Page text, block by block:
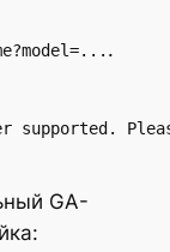
.
supported.
GA-